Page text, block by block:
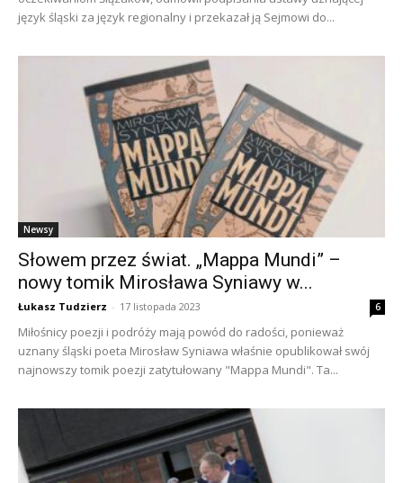
język śląski za język regionalny i przekazał ją Sejmowi do...
Newsy
Słowem przez świat. „Mappa Mundi” –
nowy tomik Mirosława Syniawy w...
Łukasz Tudzierz - 17 listopada 2023 6
Miłośnicy poezji i podróży mają powód do radości, ponieważ
uznany śląski poeta Mirosław Syniawa właśnie opublikował swój
najnowszy tomik poezji zatytułowany "Mappa Mundi". Ta...